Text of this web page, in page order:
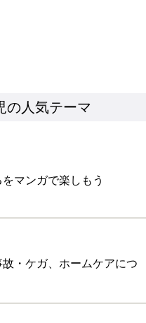
の人気テーマ
マンガで楽しもう
・ケガ、ホームケアにつ